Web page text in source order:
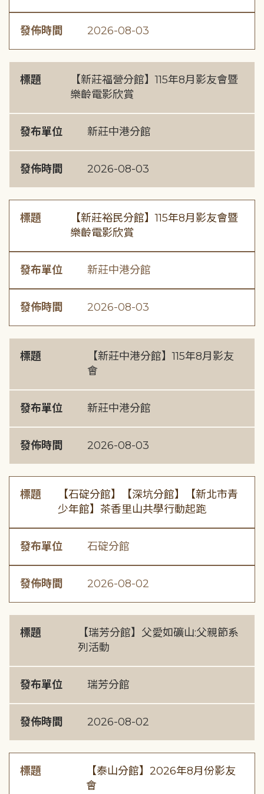
發佈時間 2026-08-03
標題
【新莊福營分館】115年8月影友會暨
樂齡電影欣賞
發布單位 新莊中港分館
發佈時間 2026-08-03
標題
【新莊裕民分館】115年8月影友會暨
樂齡電影欣賞
發布單位 新莊中港分館
發佈時間 2026-08-03
標題
【新莊中港分館】115年8月影友
會
發布單位 新莊中港分館
發佈時間 2026-08-03
標題
【石碇分館】【深坑分館】【新北市青
少年館】茶香里山共學行動起跑
發布單位 石碇分館
發佈時間 2026-08-02
標題
【瑞芳分館】父愛如礦山:父親節系
列活動
發布單位 瑞芳分館
發佈時間 2026-08-02
標題
【泰山分館】2026年8月份影友
會